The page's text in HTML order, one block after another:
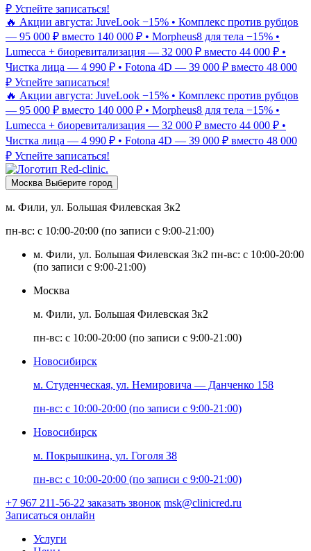
₽ Успейте записаться!
🔥 Акции августа: JuveLook −15% • Комплекс против рубцов
— 95 000 ₽ вместо 140 000 ₽ • Morpheus8 для тела −15% •
Lumecca + биоревитализация — 32 000 ₽ вместо 44 000 ₽ •
Чистка лица — 4 990 ₽ • Fotona 4D — 39 000 ₽ вместо 48 000
₽ Успейте записаться!
🔥 Акции августа: JuveLook −15% • Комплекс против рубцов
— 95 000 ₽ вместо 140 000 ₽ • Morpheus8 для тела −15% •
Lumecca + биоревитализация — 32 000 ₽ вместо 44 000 ₽ •
Чистка лица — 4 990 ₽ • Fotona 4D — 39 000 ₽ вместо 48 000
₽ Успейте записаться!
Москва Выберите город
м. Фили, ул. Большая Филевская 3к2
пн-вс: с 10:00-20:00 (по записи с 9:00-21:00)
м. Фили, ул. Большая Филевская 3к2 пн-вс: с 10:00-20:00
(по записи с 9:00-21:00)
Москва
м. Фили, ул. Большая Филевская 3к2
пн-вс: с 10:00-20:00 (по записи с 9:00-21:00)
Новосибирск
м. Студенческая, ул. Немировича — Данченко 158
пн-вс: с 10:00-20:00 (по записи с 9:00-21:00)
Новосибирск
м. Покрышкина, ул. Гоголя 38
пн-вс: с 10:00-20:00 (по записи с 9:00-21:00)
+7 967 211-56-22 заказать звонок msk@clinicred.ru
Записаться онлайн
Услуги